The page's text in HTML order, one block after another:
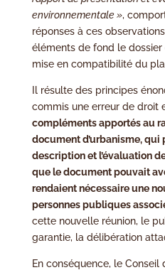
environnementale »,
réponses à ces
éléments de fond le
mise en compatibilité du
Il résulte des principes
commis une erreur de droit
compléments apportés au
document d’urbanisme, qui
description et l’évaluation
que le document pouvait
rendaient nécessaire une
personnes publiques
cette nouvelle réunion, le
garantie, la délibération
En conséquence, le Conseil